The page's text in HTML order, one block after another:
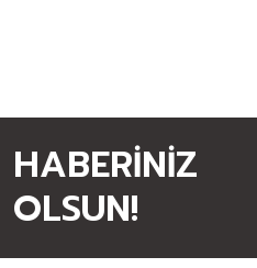
HABERİNİZ
OLSUN!